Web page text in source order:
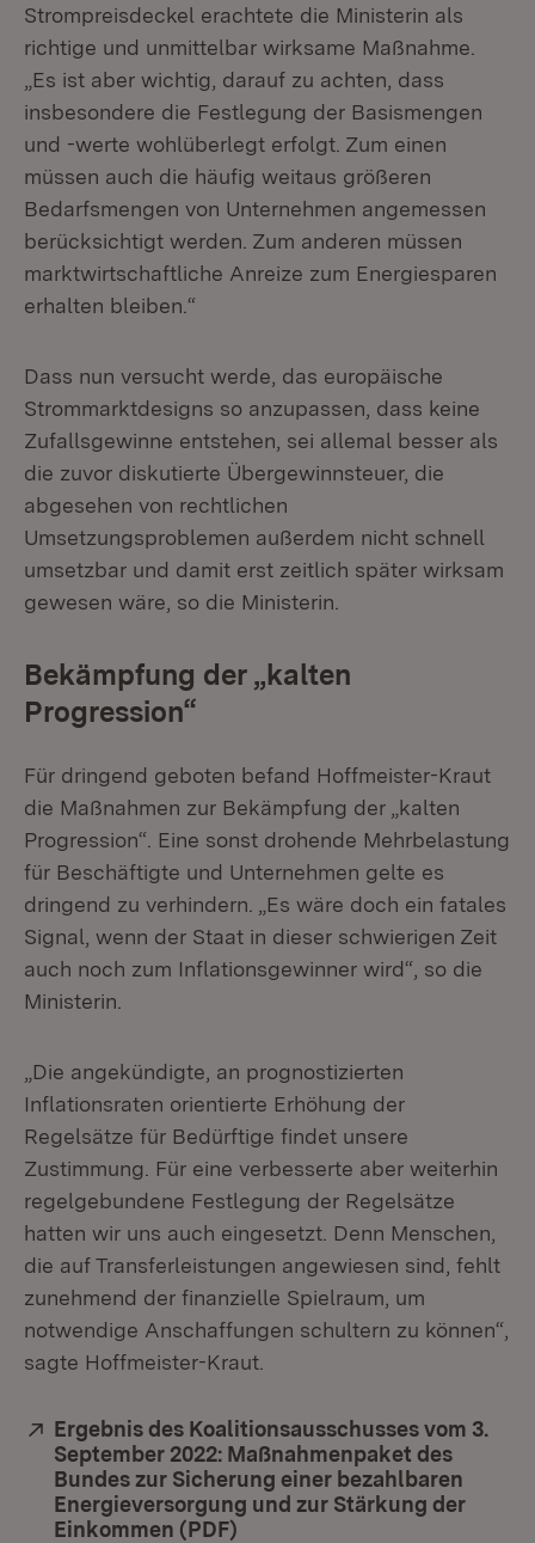
Strompreisdeckel erachtete die Ministerin als
richtige und unmittelbar wirksame Maßnahme.
„Es ist aber wichtig, darauf zu achten, dass
insbesondere die Festlegung der Basismengen
und -werte wohlüberlegt erfolgt. Zum einen
müssen auch die häufig weitaus größeren
Bedarfsmengen von Unternehmen angemessen
berücksichtigt werden. Zum anderen müssen
marktwirtschaftliche Anreize zum Energiesparen
erhalten bleiben.“
Dass nun versucht werde, das europäische
Strommarktdesigns so anzupassen, dass keine
Zufallsgewinne entstehen, sei allemal besser als
die zuvor diskutierte Übergewinnsteuer, die
abgesehen von rechtlichen
Umsetzungsproblemen außerdem nicht schnell
umsetzbar und damit erst zeitlich später wirksam
gewesen wäre, so die Ministerin.
Bekämpfung der „kalten
Progression“
Für dringend geboten befand Hoffmeister-Kraut
die Maßnahmen zur Bekämpfung der „kalten
Progression“. Eine sonst drohende Mehrbelastung
für Beschäftigte und Unternehmen gelte es
dringend zu verhindern. „Es wäre doch ein fatales
Signal, wenn der Staat in dieser schwierigen Zeit
auch noch zum Inflationsgewinner wird“, so die
Ministerin.
„Die angekündigte, an prognostizierten
Inflationsraten orientierte Erhöhung der
Regelsätze für Bedürftige findet unsere
Zustimmung. Für eine verbesserte aber weiterhin
regelgebundene Festlegung der Regelsätze
hatten wir uns auch eingesetzt. Denn Menschen,
die auf Transferleistungen angewiesen sind, fehlt
zunehmend der finanzielle Spielraum, um
notwendige Anschaffungen schultern zu können“,
sagte Hoffmeister-Kraut.
Extern:
Ergebnis des Koalitionsausschusses vom 3.
September 2022: Maßnahmenpaket des
Bundes zur Sicherung einer bezahlbaren
Energieversorgung und zur Stärkung der
Einkommen (PDF)